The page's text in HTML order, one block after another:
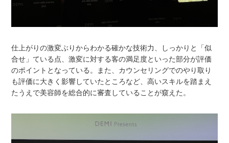
仕上がりの激変ぶりからわかる確かな技術力、しっかりと「似
合せ」ている点、激変に対する客の満足度といった部分が評価
のポイントとなっている。また、カウンセリングでのやり取り
も評価に大きく影響していたところなど、高いスキルを踏まえ
たうえで美容師を総合的に審査していることが窺えた。